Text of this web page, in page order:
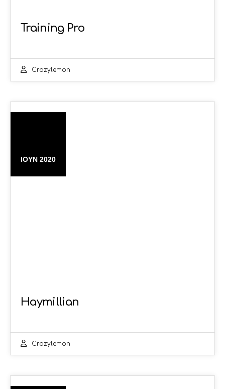
Training Pro
Crazylemon
ΙΟΎΝ 2020
Haymillian
Crazylemon